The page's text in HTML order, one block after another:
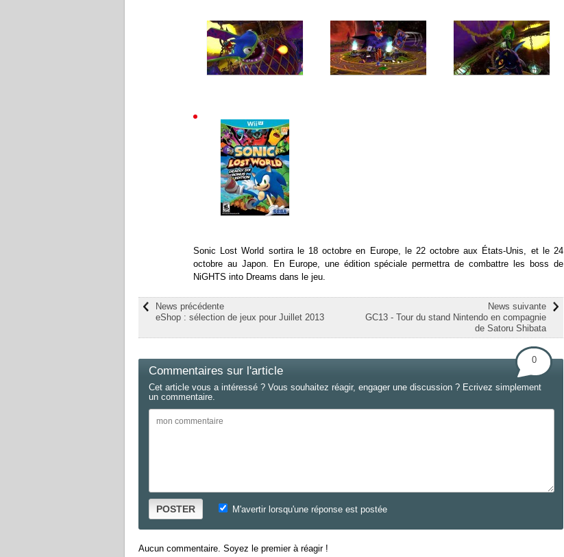
Sonic Lost World sortira le 18 octobre en Europe, le 22 octobre aux États-Unis, et le 24
octobre au Japon. En Europe, une édition spéciale permettra de combattre les boss de
NiGHTS into Dreams dans le jeu.
News suivante
GC13 - Tour du stand Nintendo en compagnie
de Satoru Shibata
News précédente
eShop : sélection de jeux pour Juillet 2013
Commentaires sur l'article
0
Cet article vous a intéressé ? Vous souhaitez réagir, engager une discussion ? Ecrivez simplement
un commentaire.
POSTER M'avertir lorsqu'une réponse est postée
Aucun commentaire. Soyez le premier à réagir !